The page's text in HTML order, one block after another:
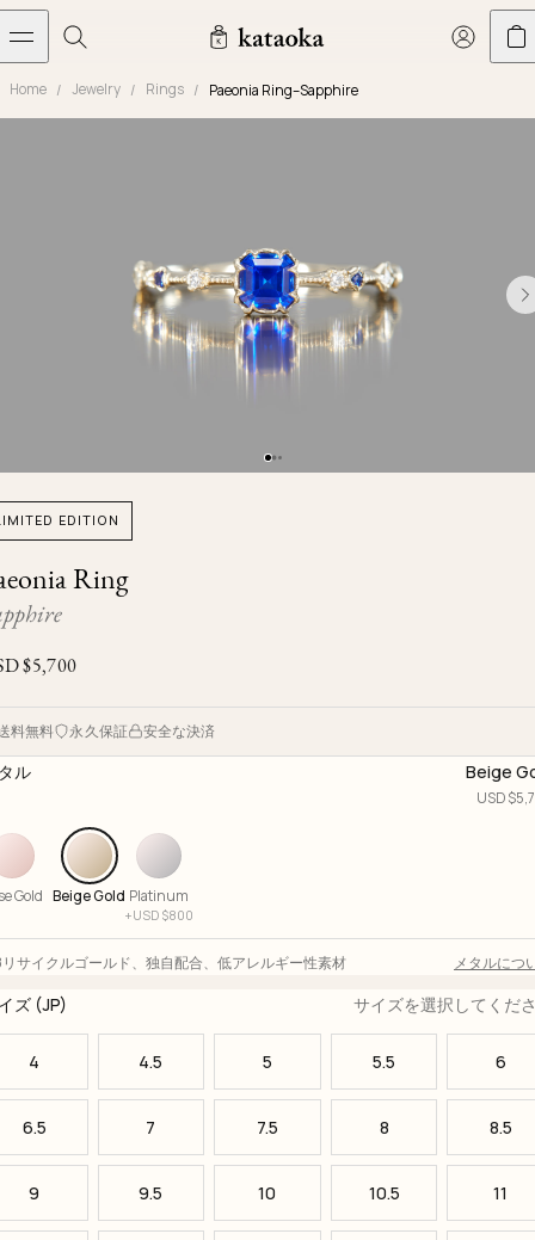
メインコンテンツへスキップ
The world of kataoka
Marriage Rings
Bracelets
New Arrivals
Ready to Ship
Less is More
Snowflake
Herbarium
Calyx
Brut
Iceberg
Plates
Ojyu Boxes
Lights
Our Houses of Artistry
Yoshinobu's Diary
Chronicles
Custom-blended Metal
Book an Appointment
Resizing & Repairs
Limited Lifetime Warranty
Home Jewelry Rings Paeonia Ring–Sapphire
EDITION
Ring
$5,700
料無料 永久保証 安全な決済
ル Beige
USD $
Gold Beige Gold Platinum
+USD $800
リサイクルゴールド 独自配合 低アレルギー性素材 メタルにつ
ズ (JP) サイズを選択してくだ
4 4.5 5 5.5 6
6.5 7 7.5 8 8.5
9 9.5 10 10.5 11